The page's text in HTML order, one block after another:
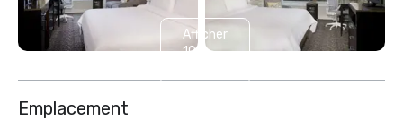
Afficher
10
Emplacement